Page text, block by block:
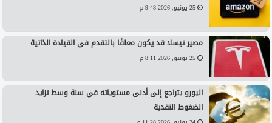
25 يونيو, 2026 9:48 م
مصير تيسلا قد يكون معلقًا بالتقدم في القيادة الذاتية
25 يونيو, 2026 8:11 م
اليورو يتراجع إلى أدنى مستوياته في سنة وسط تزايد
الضغوط النقدية